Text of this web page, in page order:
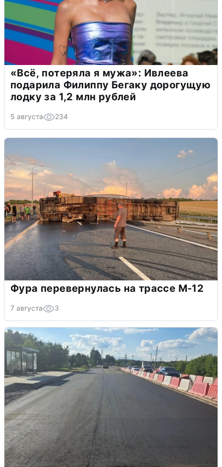
«Всё, потеряла я мужа»: Ивлеева
подарила Филиппу Бегаку дорогущую
лодку за 1,2 млн рублей
5 августа 234
Фура перевернулась на трассе М-12
7 августа 3